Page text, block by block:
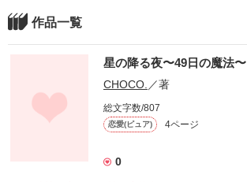
作品一覧
星の降る夜〜49日の魔法〜
CHOCO. ／著
総文字数/807
恋愛(ピュア) 4ページ
0